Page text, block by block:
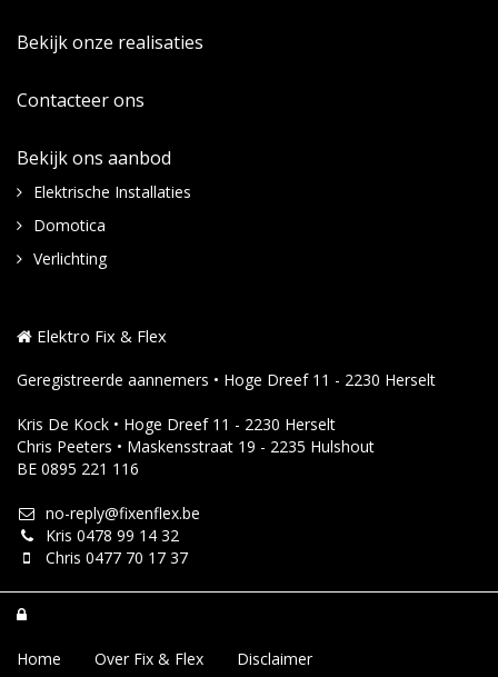
Bekijk onze realisaties
Contacteer ons
Bekijk ons aanbod
Elektrische Installaties
Domotica
Verlichting
Elektro Fix & Flex
Geregistreerde aannemers • Hoge Dreef 11 - 2230 Herselt
Kris De Kock • Hoge Dreef 11 - 2230 Herselt
Chris Peeters • Maskensstraat 19 - 2235 Hulshout
BE 0895 221 116
no-reply@fixenflex.be
Kris 0478 99 14 32
Chris 0477 70 17 37

Home Over Fix & Flex Disclaimer